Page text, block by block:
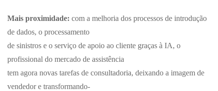
Mais proximidade: com a melhoria dos processos de introdução
de dados, o processamento
de sinistros e o serviço de apoio ao cliente graças à IA, o
profissional do mercado de assistência
tem agora novas tarefas de consultadoria, deixando a imagem de
vendedor e transformando-